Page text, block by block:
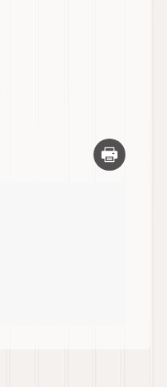
Skriv ut